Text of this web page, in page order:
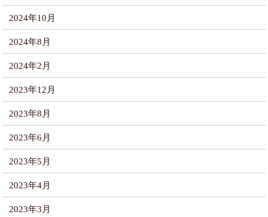
2024年10月
2024年8月
2024年2月
2023年12月
2023年8月
2023年6月
2023年5月
2023年4月
2023年3月